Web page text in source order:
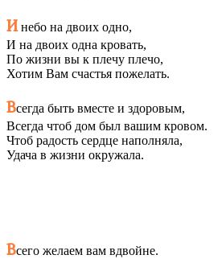
Инебо на двоих одно,
И на двоих одна кровать,
По жизни вы к плечу плечо,
Хотим Вам счастья пожелать.
Всегда быть вместе и здоровым,
Всегда чтоб дом был вашим кровом.
Чтоб радость сердце наполняла,
Удача в жизни окружала.
Всего желаем вам вдвойне.